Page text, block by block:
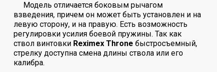
Модель отличается боковым рычагом
взведения, причем он может быть установлен и на
левую сторону, и на правую. Есть возможность
регулировки усилия боевой пружины. Так как
ствол винтовки Reximex Throne быстросъемный,
стрелку доступна смена длины ствола или его
калибра.